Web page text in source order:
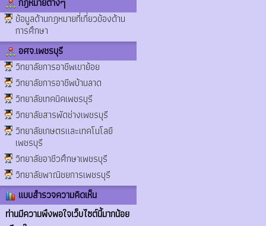
ข้อมูลด้านกฎหมายที่เกี่ยวข้องด้าน
การศึกษา
อศจ.เพชรบุรี
วิทยาลัยการอาชีพเขาย้อย
วิทยาลัยการอาชีพบ้านลาด
วิทยาลัยเทคนิคเพชรบุรี
วิทยาลัยสารพัดช่างเพชรบุรี
วิทยาลัยเกษตรและเทคโนโลยี
เพชรบุรี
วิทยาลัยอาชีวศึกษาเพชรบุรี
วิทยาลัยพาณิชยการเพชรบุรี
แบบสำรวจความคิดเห็น
ท่านมีความพึงพอใจเว็บไซต์นี้มากน้อย